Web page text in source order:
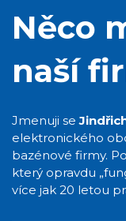
Něco
naší
Jmenuji se
elektronického
bazénové firmy.
který opravdu
více jak 20 letou